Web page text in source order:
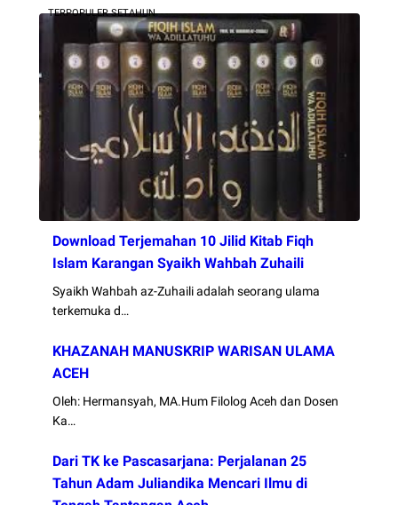
TERPOPULER SETAHUN
Download Terjemahan 10 Jilid Kitab Fiqh
Islam Karangan Syaikh Wahbah Zuhaili
Syaikh Wahbah az-Zuhaili adalah seorang ulama
terkemuka d…
KHAZANAH MANUSKRIP WARISAN ULAMA
ACEH
Oleh: Hermansyah, MA.Hum Filolog Aceh dan Dosen
Ka…
Dari TK ke Pascasarjana: Perjalanan 25
Tahun Adam Juliandika Mencari Ilmu di